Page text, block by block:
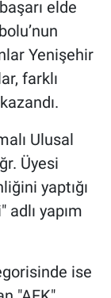
elde
Yenişehir
farklı
Ulusal
Üyesi
yaptığı
adlı yapım
ise